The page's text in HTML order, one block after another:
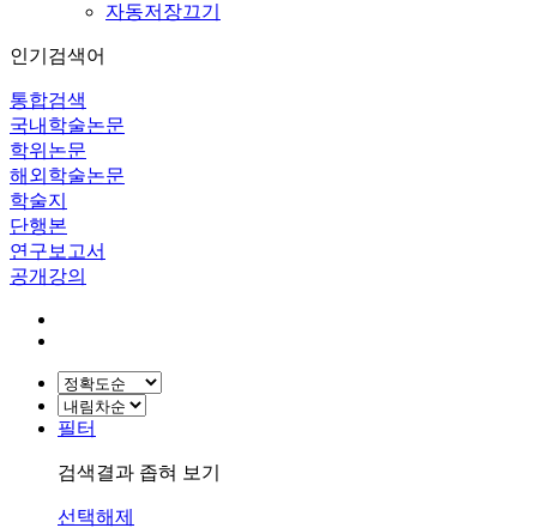
자동저장끄기
인기검색어
통합검색
국내학술논문
학위논문
해외학술논문
학술지
단행본
연구보고서
공개강의
필터
검색결과 좁혀 보기
선택해제